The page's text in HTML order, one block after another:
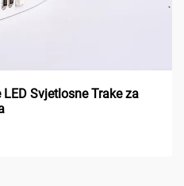
Svjetlosne Trake za